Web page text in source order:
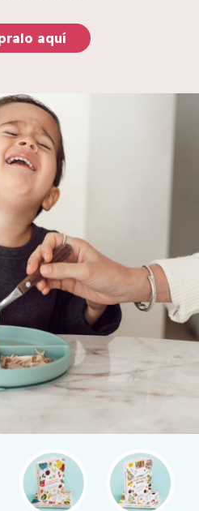
aquí